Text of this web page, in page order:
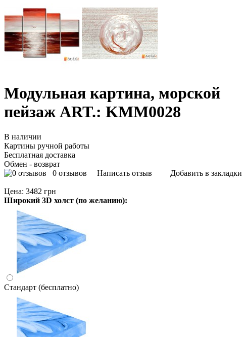
Модульная картина, морской
пейзаж ART.: KMM0028
В наличии
Картины ручной работы
Бесплатная доставка
Обмен - возврат
0 отзывов
Написать отзыв
Добавить в закладки
Цена: 3482 грн
Широкий 3D холст (по желанию):
Стандарт (бесплатно)